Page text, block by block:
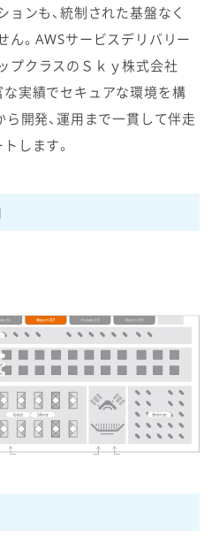
ンも、統制された基盤なく
ん。AWSサービスデリバリー
プクラスのＳｋｙ株式会社
な実績でセキュアな環境を構
開発、運用まで一貫して伴走
します。